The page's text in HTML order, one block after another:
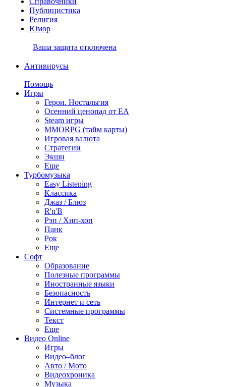
Публицистика
Религия
Юмор
Ваша защита отключена
Антивирусы
Помощь
Игры
Герои. Ностальгия
Осенний ценопад от EA
Steam игры
MMORPG (тайм карты)
Игровая валюта
Стратегии
Экшн
Еще
Турбомузыка
Easy Listening
Классика
Джаз / Блюз
R'n'B
Рэп / Хип-хоп
Панк
Рок
Еще
Софт
Образование
Полезные программы
Иностранные языки
Безопасность
Интернет и сеть
Системные программы
Текст
Еще
Видео Online
Игры
Видео–блог
Авто / Мото
Видеохроника
Музыка